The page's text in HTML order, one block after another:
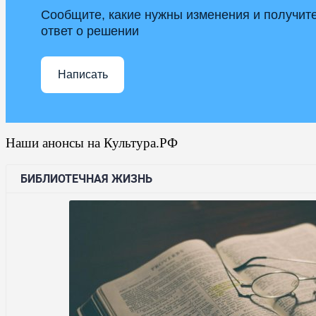
Сообщите, какие нужны изменения и
ответ о решении
Написать
Наши анонсы на Культура.РФ